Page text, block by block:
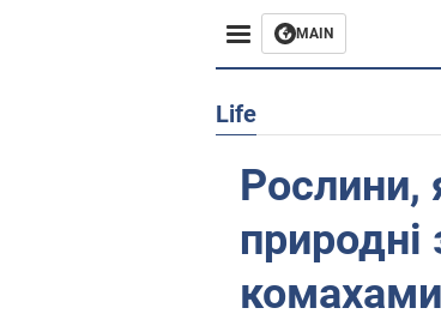
MAIN
Європа
Life
Рослини,
комахами